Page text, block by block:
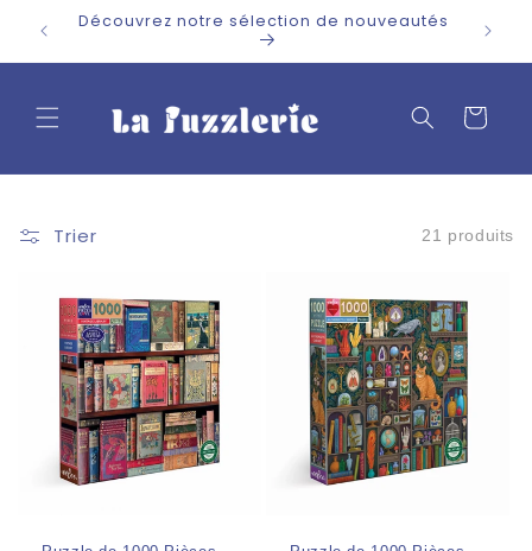
passer
contenu
Découvrez notre sélection de nouveautés
Panier
Trier 21 produits